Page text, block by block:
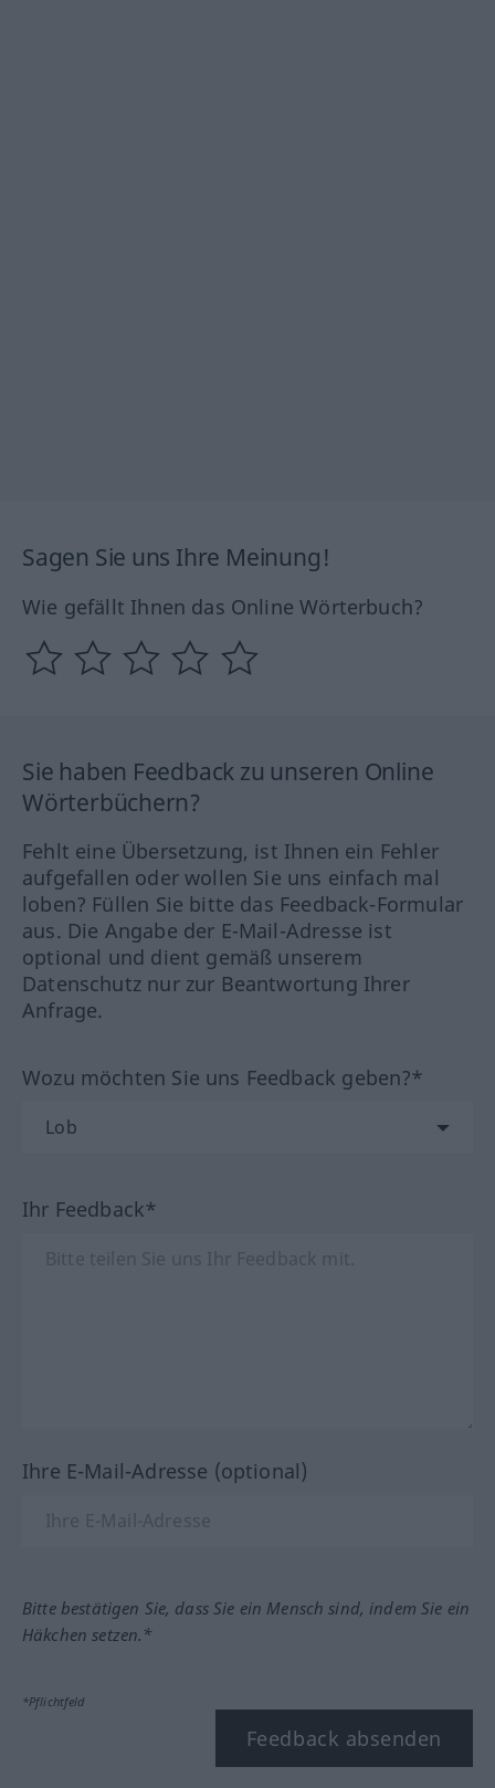
Sagen Sie uns Ihre Meinung!
Wie gefällt Ihnen das Online Wörterbuch?
Sie haben Feedback zu unseren Online
Wörterbüchern?
Fehlt eine Übersetzung, ist Ihnen ein Fehler
aufgefallen oder wollen Sie uns einfach mal
loben? Füllen Sie bitte das Feedback-Formular
aus. Die Angabe der E-Mail-Adresse ist
optional und dient gemäß unserem
Datenschutz nur zur Beantwortung Ihrer
Anfrage.
Wozu möchten Sie uns Feedback geben?*
Ihr Feedback*
Ihre E-Mail-Adresse (optional)
Bitte bestätigen Sie, dass Sie ein Mensch sind, indem Sie ein
Häkchen setzen.*
*Pflichtfeld
Feedback absenden